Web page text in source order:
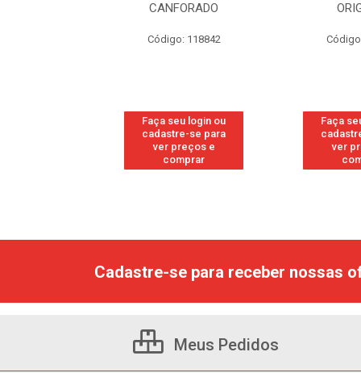
CANFORADO
Código: 118842
Faça seu login ou
cadastre-se para
ver preços e
comprar
Faça
ver
Cadastre-se para receber nossas
Meus Pedidos